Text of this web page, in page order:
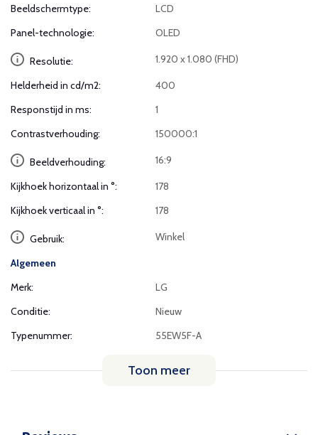
Beeldschermtype:
LCD
Panel-technologie:
OLED
Resolutie: 1.920 x 1.080 (FHD)
Helderheid in cd/m2:
400
Responstijd in ms:
1
Contrastverhouding:
150000:1
Beeldverhouding: 16:9
Kijkhoek horizontaal in °:
178
Kijkhoek verticaal in °:
178
Gebruik: Winkel
Algemeen
Merk:
LG
Conditie:
Nieuw
Typenummer:
55EW5F-A
Toon meer